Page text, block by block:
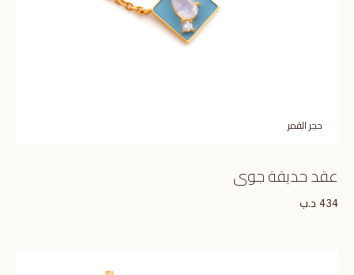
حجر القمر
عقد حديقة جوى
434 د.ب